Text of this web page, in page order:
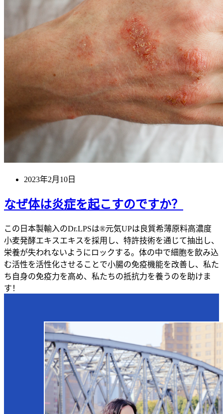
2023年2月10日
なぜ体は炎症を起こすのですか？
この日本製輸入のDr.LPSは®元気UPは良質希薄原料高濃度
小麦発酵エキスエキスを採用し、特許技術を通じて抽出し、
栄養が失われないようにロックする。体の中で細胞を飲み込
む活性を活性化させることで小腸の免疫機能を改善し、私た
ち自身の免疫力を高め、私たちの抵抗力を養うのを助けま
す！